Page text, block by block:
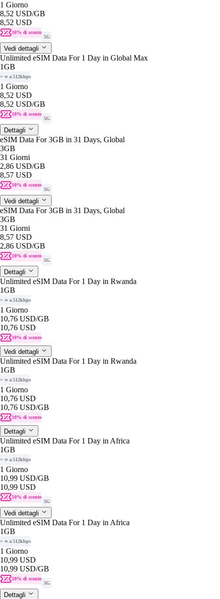
1 Giorno
8,52 USD/GB
8,52 USD
10% di sconto
5G
Vedi dettagli
Unlimited eSIM Data For 1 Day in Global Max
1GB
+ ∞ a 512kbps
1 Giorno
8,52 USD
8,52 USD/GB
10% di sconto
5G
Dettagli
eSIM Data For 3GB in 31 Days, Global
3GB
31 Giorni
2,86 USD/GB
8,57 USD
10% di sconto
5G
Vedi dettagli
eSIM Data For 3GB in 31 Days, Global
3GB
31 Giorni
8,57 USD
2,86 USD/GB
10% di sconto
5G
Dettagli
Unlimited eSIM Data For 1 Day in Rwanda
1GB
+ ∞ a 512kbps
1 Giorno
10,76 USD/GB
10,76 USD
10% di sconto
Vedi dettagli
Unlimited eSIM Data For 1 Day in Rwanda
1GB
+ ∞ a 512kbps
1 Giorno
10,76 USD
10,76 USD/GB
10% di sconto
Dettagli
Unlimited eSIM Data For 1 Day in Africa
1GB
+ ∞ a 512kbps
1 Giorno
10,99 USD/GB
10,99 USD
10% di sconto
5G
Vedi dettagli
Unlimited eSIM Data For 1 Day in Africa
1GB
+ ∞ a 512kbps
1 Giorno
10,99 USD
10,99 USD/GB
10% di sconto
5G
Dettagli